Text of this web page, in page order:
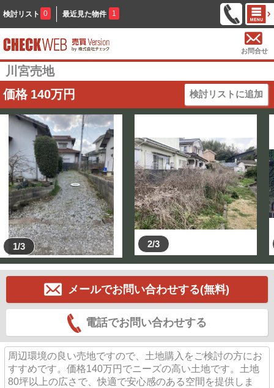
検討リスト 0 最近見た物件 1
お問合せ
川宮売地
価格 140万円 検討リストに追加
1/3 2/3
メールでお問い合わせする(無料)
電話でお問い合わせする
周辺環境の良い売地ですので、土地購入をご検討の方にお
すすめです。価格140万円でニーズの高い土地です。土地
80坪以上の広さで、快適で安心感のある空間を提供しま